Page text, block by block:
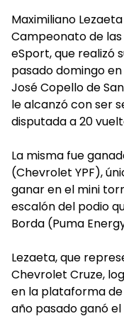
Maximiliano
Campeonato de las
eSport, que realizó
pasado domingo
José Copello de
le alcanzó con ser
disputada a 20
La misma fue
(Chevrolet YPF),
ganar en el mini
escalón del podio
Borda (Puma
Lezaeta, que
Chevrolet Cruze,
en la plataforma
año pasado ganó